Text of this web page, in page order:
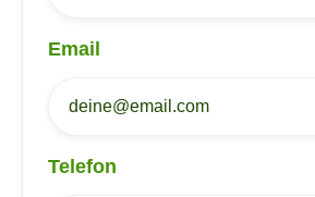
Email
Telefon